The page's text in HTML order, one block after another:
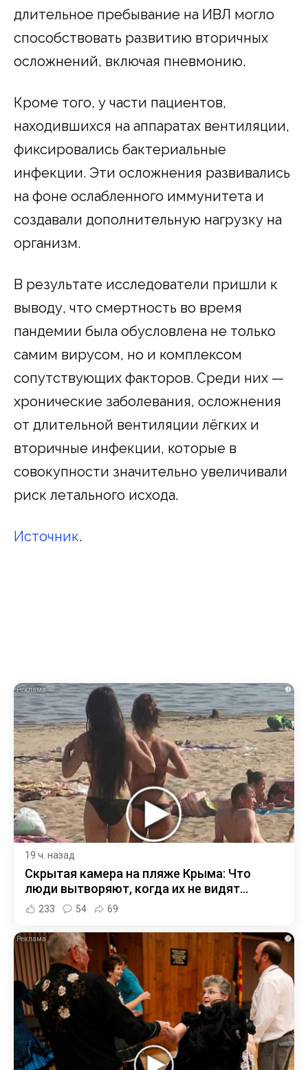
длительное пребывание на ИВЛ могло
способствовать развитию вторичных
осложнений, включая пневмонию.
Кроме того, у части пациентов,
находившихся на аппаратах вентиляции,
фиксировались бактериальные
инфекции. Эти осложнения развивались
на фоне ослабленного иммунитета и
создавали дополнительную нагрузку на
организм.
В результате исследователи пришли к
выводу, что смертность во время
пандемии была обусловлена не только
самим вирусом, но и комплексом
сопутствующих факторов. Среди них —
хронические заболевания, осложнения
от длительной вентиляции лёгких и
вторичные инфекции, которые в
совокупности значительно увеличивали
риск летального исхода.
Источник.
i
19 ч. назад
Скрытая камера на пляже Крыма: Что
люди вытворяют, когда их не видят...
233 54 69
i